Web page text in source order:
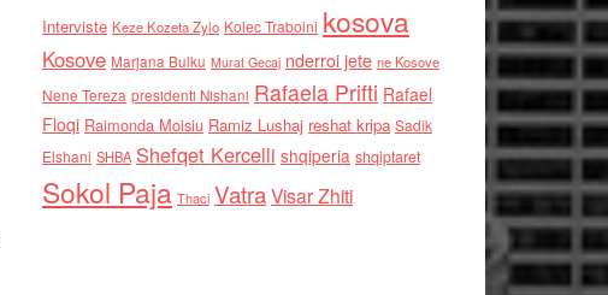
Interviste Keze Kozeta Zylo Kolec Traboini kosova
Kosove Marjana Bulku Murat Gecaj nderroi jete ne Kosove
Nene Tereza presidenti Nishani Rafaela Prifti Rafael
Floqi Raimonda Moisiu Ramiz Lushaj reshat kripa Sadik
Elshani SHBA Shefqet Kercelli shqiperia shqiptaret
Sokol Paja Thaci VatraVisar Zhiti